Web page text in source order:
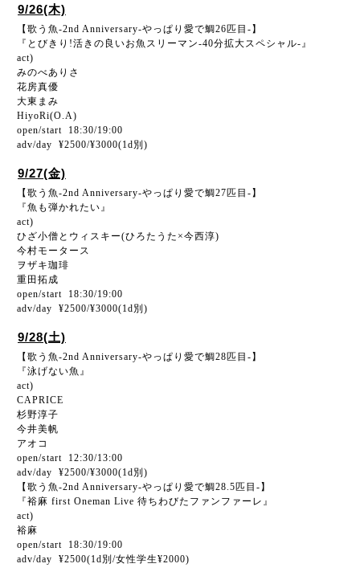
9/26(木)
【歌う魚-2nd Anniversary-やっぱり愛で鯛26匹目-】
『とびきり!活きの良いお魚スリーマン-40分拡大スペシャル-』
act)
みのべありさ
花房真優
大東まみ
HiyoRi(O.A)
open/start 18:30/19:00
adv/day ¥2500/¥3000(1d別)
9/27(金)
【歌う魚-2nd Anniversary-やっぱり愛で鯛27匹目-】
『魚も弾かれたい』
act)
ひざ小僧とウィスキー(ひろたうた×今西淳)
今村モータース
ヲザキ珈琲
重田拓成
open/start 18:30/19:00
adv/day ¥2500/¥3000(1d別)
9/28(土)
【歌う魚-2nd Anniversary-やっぱり愛で鯛28匹目-】
『泳げない魚』
act)
CAPRICE
杉野淳子
今井美帆
アオコ
open/start 12:30/13:00
adv/day ¥2500/¥3000(1d別)
【歌う魚-2nd Anniversary-やっぱり愛で鯛28.5匹目-】
『裕麻 first Oneman Live 待ちわびたファンファーレ』
act)
裕麻
open/start 18:30/19:00
adv/day ¥2500(1d別/女性学生¥2000)